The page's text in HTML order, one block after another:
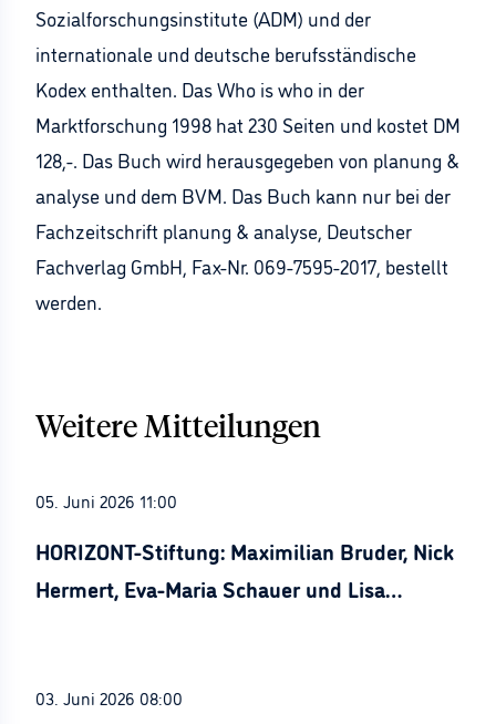
Sozialforschungsinstitute (ADM) und der
internationale und deutsche berufsständische
Kodex enthalten. Das Who is who in der
Marktforschung 1998 hat 230 Seiten und kostet DM
128,-. Das Buch wird herausgegeben von planung &
analyse und dem BVM. Das Buch kann nur bei der
Fachzeitschrift planung & analyse, Deutscher
Fachverlag GmbH, Fax-Nr. 069-7595-2017, bestellt
werden.
Weitere Mitteilungen
05. Juni 2026 11:00
HORIZONT-Stiftung: Maximilian Bruder, Nick
Hermert, Eva-Maria Schauer und Lisa
03. Juni 2026 08:00